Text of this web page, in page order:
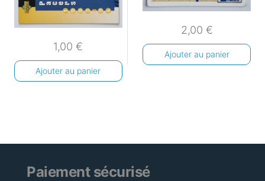
1,00€
Ajouter au panier
2,00 €
Ajouter au panier
Paiement sécurisé